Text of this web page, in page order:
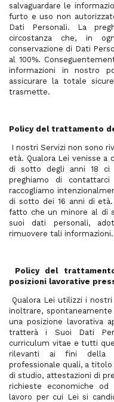
salvaguardare le
furto e uso non
Dati Personali. La
circostanza che, in
conservazione di Dati
al 100%.
informazioni in nostro
assicurare la totale
trasmette.
Policy del trattamento
I nostri Servizi non sono
età. Qualora Lei venisse a
di sotto degli anni 18
preghiamo di contattarci
raccogliamo
di sotto dei 16 anni di
fatto che un minore al di
suoi dati personali,
rimuovere tali informazioni.
Policy del
posizioni lavorative
Qualora Lei utilizzi i
inoltrare,
una posizione lavorativa
tratterà i Suoi Dati
curriculum vitae e tutti
rilevanti ai fini della
professionale quali, a
di studio, attestazioni di
richieste economiche
lavoro per cui Lei si